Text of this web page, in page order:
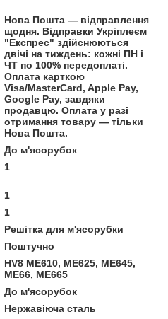
Нова Пошта — відправлення
щодня. Відправки Укріплеєм
"Експрес" здійснюються
двічі на тиждень: кожні ПН і
ЧТ по 100% передоплаті.
Оплата карткою
Visa/MasterCard, Apple Pay,
Google Pay, завдяки
продавцю. Оплата у разі
отримання товару — тільки
Нова Пошта.
До м'ясорубок
1
1
1
Решітка для м'ясорубки
Поштучно
HV8 ME610, ME625, ME645,
ME66, ME665
До м'ясорубок
Нержавіюча сталь